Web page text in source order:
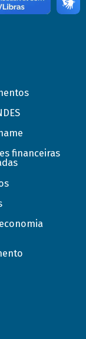
financeiras